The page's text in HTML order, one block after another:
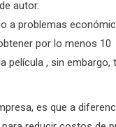
autor.
a problemas
por lo menos 10
película , sin
es que a